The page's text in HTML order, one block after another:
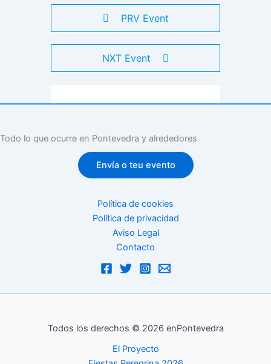
PRV Event
NXT Event
Todo lo que ocurre en Pontevedra y alrededores
Envía o teu evento
Política de cookies
Política de privacidad
Aviso Legal
Contacto
Todos los derechos © 2026 enPontevedra
El Proyecto